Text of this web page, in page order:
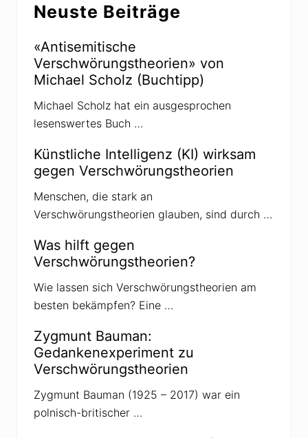
Neuste Beiträge
«Antisemitische
Verschwörungstheorien» von
Michael Scholz (Buchtipp)
Michael Scholz hat ein ausgesprochen
lesenswertes Buch …
Künstliche Intelligenz (KI) wirksam
gegen Verschwörungstheorien
Menschen, die stark an
Verschwörungstheorien glauben, sind durch …
Was hilft gegen
Verschwörungstheorien?
Wie lassen sich Verschwörungstheorien am
besten bekämpfen? Eine …
Zygmunt Bauman:
Gedankenexperiment zu
Verschwörungstheorien
Zygmunt Bauman (1925 – 2017) war ein
polnisch-britischer …